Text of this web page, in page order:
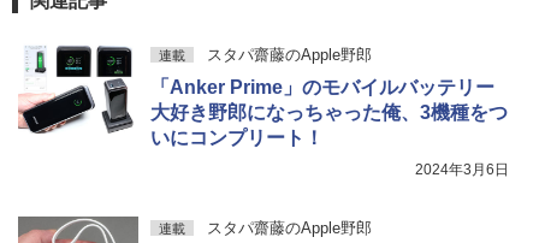
連載 スタパ齋藤のApple野郎
「Anker Prime」のモバイルバッテリー
大好き野郎になっちゃった俺、3機種をつ
いにコンプリート！
2024年3月6日
連載 スタパ齋藤のApple野郎